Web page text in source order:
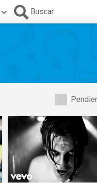
Buscar